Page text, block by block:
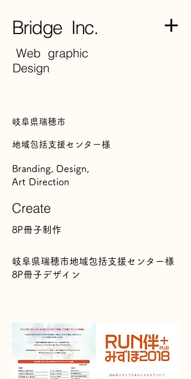
Bridge Inc.
Web graphic
Design
岐阜県瑞穂市
地域包括支援センター様
Branding, Design,
Art Direction
Create
8P冊子制作
岐阜県瑞穂市地域包括支援センター様
8P冊子デザイン